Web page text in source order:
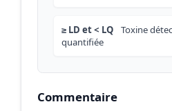
≥ LD et < LQ
Toxine
quantifiée
Commentaire